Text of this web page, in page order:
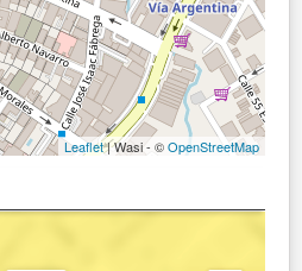
Leaflet| Wasi - ©OpenStreetMap